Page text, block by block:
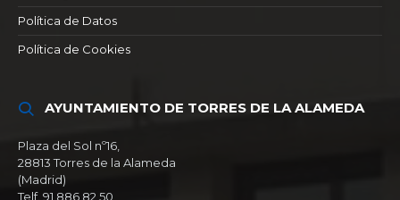
Política de Datos
Política de Cookies
AYUNTAMIENTO DE TORRES DE LA ALAMEDA
Plaza del Sol nº16,
28813 Torres de la Alameda
(Madrid)
Telf. 91 886 82 50